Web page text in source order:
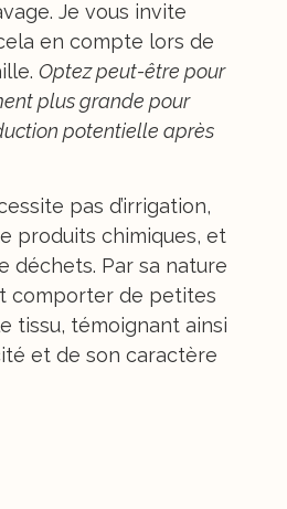
Je vous invite
en compte lors de
Optez peut-être pour
plus grande pour
potentielle après
pas d’irrigation,
produits chimiques, et
déchets. Par sa nature
comporter de petites
tissu, témoignant ainsi
et de son caractère